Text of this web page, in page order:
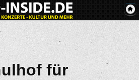
für